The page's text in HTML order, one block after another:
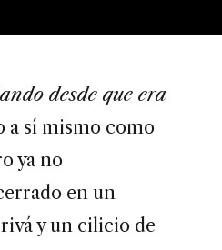
desde que era
sí mismo como
ya no
en un
y un cilicio de